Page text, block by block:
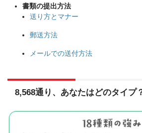
書類の提出方法
送り方とマナー
郵送方法
メールでの送付方法
8,568通り、あなたはどのタイプ